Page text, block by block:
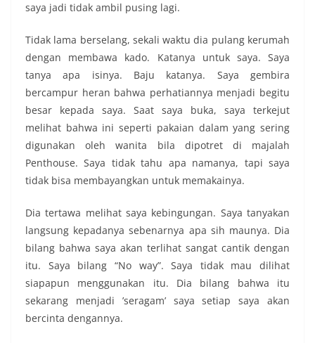
saya jadi tidak ambil pusing lagi.
Tidak lama berselang, sekali waktu dia pulang kerumah
dengan membawa kado. Katanya untuk saya. Saya
tanya apa isinya. Baju katanya. Saya gembira
bercampur heran bahwa perhatiannya menjadi begitu
besar kepada saya. Saat saya buka, saya terkejut
melihat bahwa ini seperti pakaian dalam yang sering
digunakan oleh wanita bila dipotret di majalah
Penthouse. Saya tidak tahu apa namanya, tapi saya
tidak bisa membayangkan untuk memakainya.
Dia tertawa melihat saya kebingungan. Saya tanyakan
langsung kepadanya sebenarnya apa sih maunya. Dia
bilang bahwa saya akan terlihat sangat cantik dengan
itu. Saya bilang “No way”. Saya tidak mau dilihat
siapapun menggunakan itu. Dia bilang bahwa itu
sekarang menjadi ’seragam’ saya setiap saya akan
bercinta dengannya.